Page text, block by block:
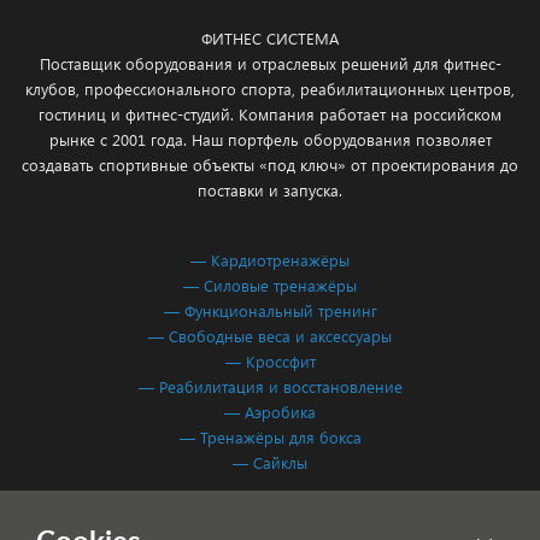
ФИТНЕС СИСТЕМА
Поставщик оборудования и отраслевых решений для фитнес-
клубов, профессионального спорта, реабилитационных центров,
гостиниц и фитнес-студий. Компания работает на российском
рынке с 2001 года. Наш портфель оборудования позволяет
создавать спортивные объекты «под ключ» от проектирования до
поставки и запуска.
— Кардиотренажёры
— Силовые тренажёры
— Функциональный тренинг
— Свободные веса и аксессуары
— Кроссфит
— Реабилитация и восстановление
— Аэробика
— Тренажёры для бокса
— Сайклы